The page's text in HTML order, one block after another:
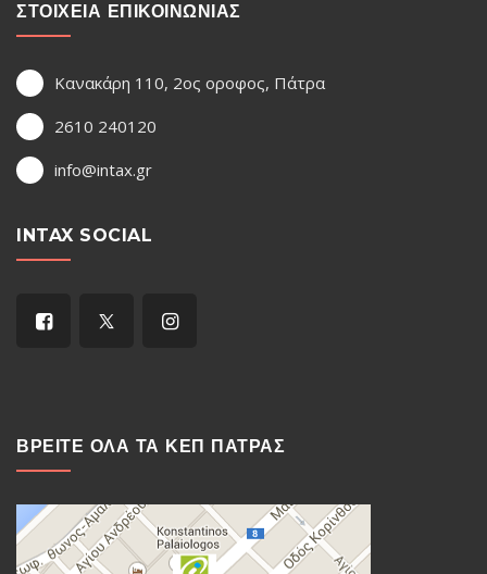
ΣΤΟΙΧΕΙΑ ΕΠΙΚΟΙΝΩΝΙΑΣ
Κανακάρη 110, 2ος οροφος, Πάτρα
2610 240120
info@intax.gr
INTAX SOCIAL
ΒΡΕΙΤΕ ΟΛΑ ΤΑ ΚΕΠ ΠΑΤΡΑΣ